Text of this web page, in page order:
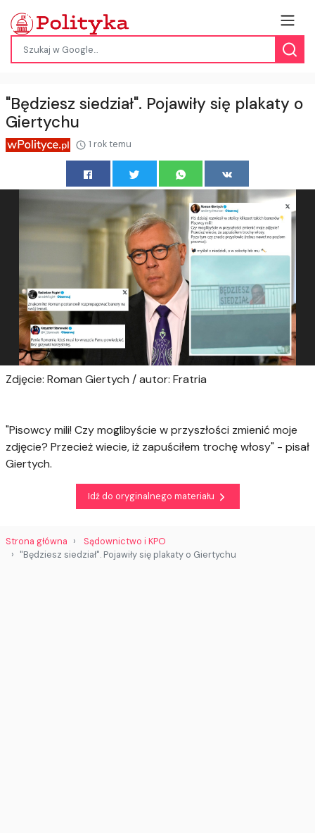
"Będziesz siedział". Pojawiły się plakaty o
Giertychu
1 rok temu
Zdjęcie: Roman Giertych / autor: Fratria
"Pisowcy mili! Czy moglibyście w przyszłości zmienić moje
zdjęcie? Przecież wiecie, iż zapuściłem trochę włosy" - pisał
Giertych.
Idź do oryginalnego materiału
Strona główna
Sądownictwo i KPO
"Będziesz siedział". Pojawiły się plakaty o Giertychu